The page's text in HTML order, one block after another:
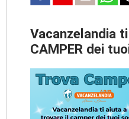
Vacanzelandia
CAMPER dei